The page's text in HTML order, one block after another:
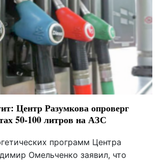
Центр Разумкова опроверг
50-100 литров на АЗС
программ Центра
Омельченко заявил, что